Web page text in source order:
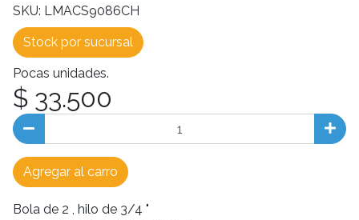
SKU: LMACS9086CH
Stock por sucursal
Pocas unidades.
$ 33.500
Agregar al carro
Bola de 2 , hilo de 3/4 "